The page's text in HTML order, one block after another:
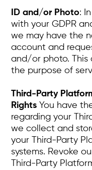
ID and/or Photo:
with your GDPR
we may have the
account and
and/or photo. This
the purpose of
Third-Party
Rights You have
regarding your
we collect and
your Third-Party
systems. Revoke
Third-Party